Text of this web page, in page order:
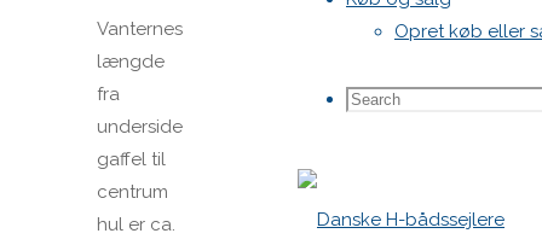
Opret køb eller
Search
Search
Vanternes
længde
fra
underside
gaffel til
centrum
hul er ca.